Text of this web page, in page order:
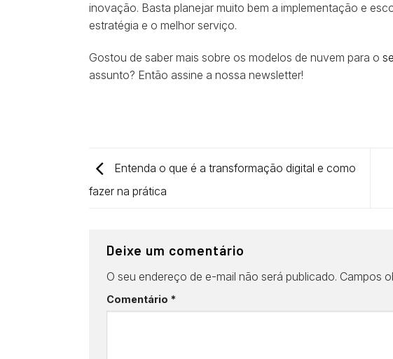
inovação. Basta planejar muito bem a implementação e
estratégia e o melhor serviço.
Gostou de saber mais sobre os modelos de nuvem para o
assunto? Então assine a nossa newsletter!
Entenda o que é a transformação digital e como
fazer na prática
Deixe um comentário
O seu endereço de e-mail não será publicado. Campos
Comentário *